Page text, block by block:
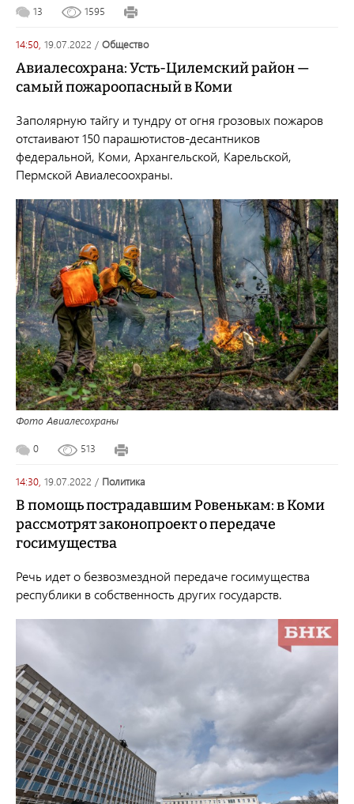
13 1595
14:50, 19.07.2022 / общество
Авиалесохрана: Усть-Цилемский район —
самый пожароопасный в Коми
Заполярную тайгу и тундру от огня грозовых пожаров
отстаивают 150 парашютистов-десантников
федеральной, Коми, Архангельской, Карельской,
Пермской Авиалесоохраны.
Фото Авиалесохраны
0 513
14:30, 19.07.2022 / политика
В помощь пострадавшим Ровенькам: в Коми
рассмотрят законопроект о передаче
госимущества
Речь идет о безвозмездной передаче госимущества
республики в собственность других государств.